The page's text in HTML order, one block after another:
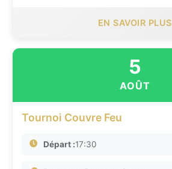
EN SAVOIR PLUS
5
AOÛT
Tournoi Couvre Feu
Départ :17:30